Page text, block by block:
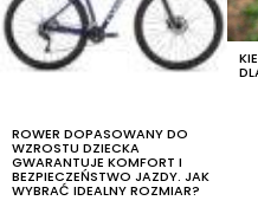
ROWER DOPASOWANY DO
WZROSTU DZIECKA
GWARANTUJE KOMFORT I
BEZPIECZEŃSTWO JAZDY. JAK
WYBRAĆ IDEALNY ROZMIAR?